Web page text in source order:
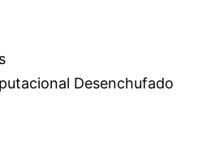
Desenchufado